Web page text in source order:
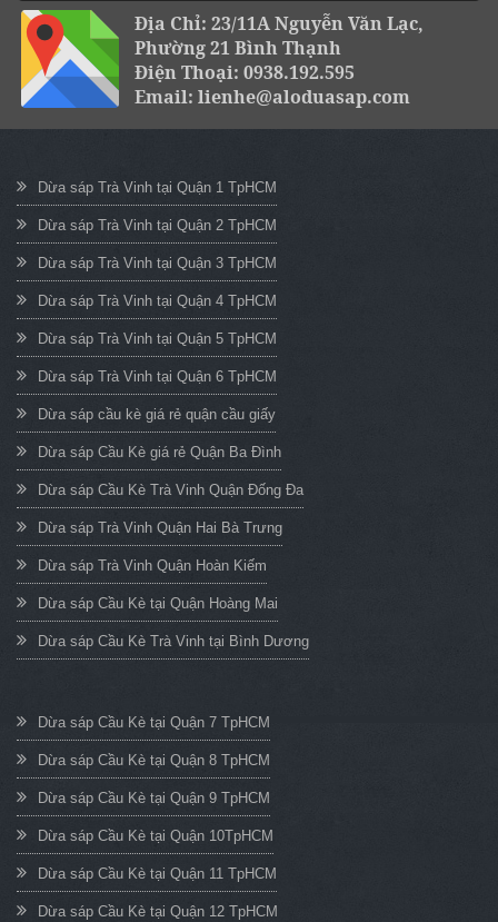
Địa Chỉ: 23/11A Nguyễn Văn Lạc,
Phường 21 Bình Thạnh
Điện Thoại: 0938.192.595
Email: lienhe@aloduasap.com
Dừa sáp Trà Vinh tại Quận 1 TpHCM
Dừa sáp Trà Vinh tại Quận 2 TpHCM
Dừa sáp Trà Vinh tại Quận 3 TpHCM
Dừa sáp Trà Vinh tại Quận 4 TpHCM
Dừa sáp Trà Vinh tại Quận 5 TpHCM
Dừa sáp Trà Vinh tại Quận 6 TpHCM
Dừa sáp cầu kè giá rẻ quận cầu giấy
Dừa sáp Cầu Kè giá rẻ Quận Ba Đình
Dừa sáp Cầu Kè Trà Vinh Quận Đống Đa
Dừa sáp Trà Vinh Quận Hai Bà Trưng
Dừa sáp Trà Vinh Quận Hoàn Kiếm
Dừa sáp Cầu Kè tại Quận Hoàng Mai
Dừa sáp Cầu Kè Trà Vinh tại Bình Dương
Dừa sáp Cầu Kè tại Quận 7 TpHCM
Dừa sáp Cầu Kè tại Quận 8 TpHCM
Dừa sáp Cầu Kè tại Quận 9 TpHCM
Dừa sáp Cầu Kè tại Quận 10TpHCM
Dừa sáp Cầu Kè tại Quận 11 TpHCM
Dừa sáp Cầu Kè tại Quận 12 TpHCM